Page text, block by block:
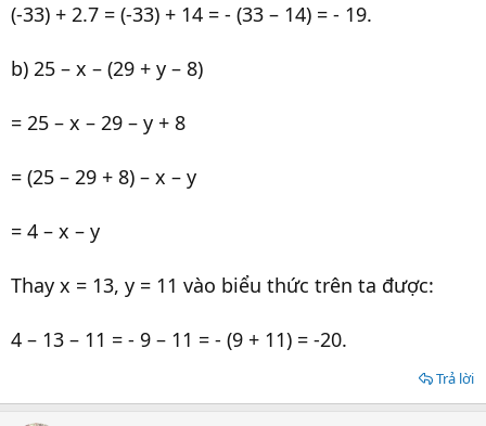
(-33) + 2.7 = (-33) + 14 = - (33 – 14) = - 19.
b) 25 – x – (29 + y – 8)
= 25 – x – 29 – y + 8
= (25 – 29 + 8) – x – y
= 4 – x – y
Thay x = 13, y = 11 vào biểu thức trên ta được:
4 – 13 – 11 = - 9 – 11 = - (9 + 11) = -20.
Trả lời